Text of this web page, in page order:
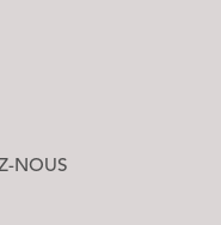
NOUS